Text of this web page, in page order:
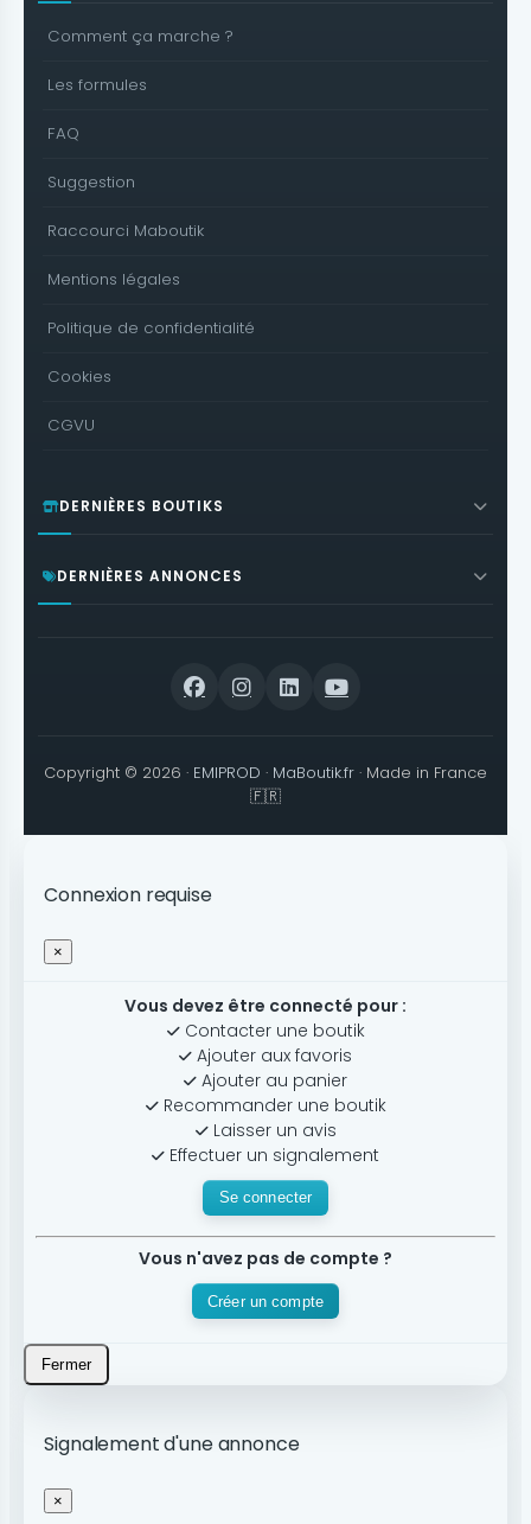
Comment ça marche ?
Les formules
FAQ
Suggestion
Raccourci Maboutik
Mentions légales
Politique de confidentialité
Cookies
CGVU
DERNIÈRES BOUTIKS
DERNIÈRES ANNONCES
Copyright © 2026 · EMIPROD · MaBoutik.fr · Made in France
🇫🇷
Connexion requise
×
Vous devez être connecté pour :
Contacter une boutik
Ajouter aux favoris
Ajouter au panier
Recommander une boutik
Laisser un avis
Effectuer un signalement
Se connecter
Vous n'avez pas de compte ?
Créer un compte
Fermer
Signalement d'une annonce
×